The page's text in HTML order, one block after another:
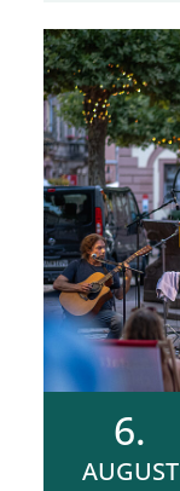
6.
AUGUST